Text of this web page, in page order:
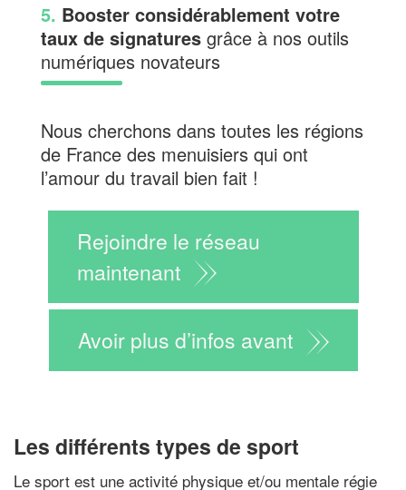
5. Booster considérablement votre
taux de signatures grâce à nos outils
numériques novateurs
Nous cherchons dans toutes les régions
de France des menuisiers qui ont
l’amour du travail bien fait !
Rejoindre le réseau
maintenant
Avoir plus d’infos avant
Les différents types de sport
Le sport est une activité physique et/ou mentale régie